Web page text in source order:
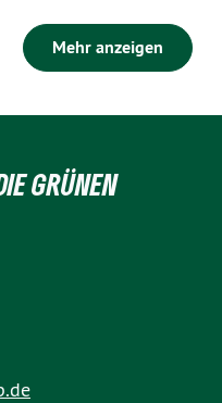
Mehr anzeigen
GRÜNEN